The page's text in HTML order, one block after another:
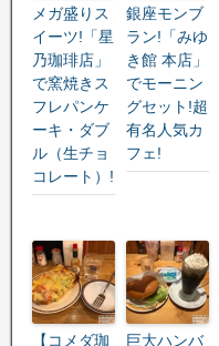
メガ盛りス
イーツ!「星
乃珈琲店」
で窯焼きス
フレパンケ
ーキ・ダブ
ル（生チョ
コレート）!
銀座モンブ
ラン!「みゆ
き館 本店」
でモーニン
グセット!超
有名人気カ
フェ!
【コメダ珈 巨大ハンバ